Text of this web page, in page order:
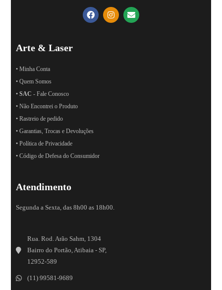
Arte & Laser
• Minha Conta
• Quem Somos
•SAC - Fale Conosco
• Não Encontrei o Produto
• Rastreio de pedido
• Garantias, Trocas e Devoluções
• Política de Privacidade
• Código de Defesa do Consumidor
Atendimento
Segunda a Sexta, das 8h00 as 18h00.
Rua. Rod. Arão Sahm, 1304
Bairro do Portão, Atibaia - SP,
12952-589
(11) 99581-9689